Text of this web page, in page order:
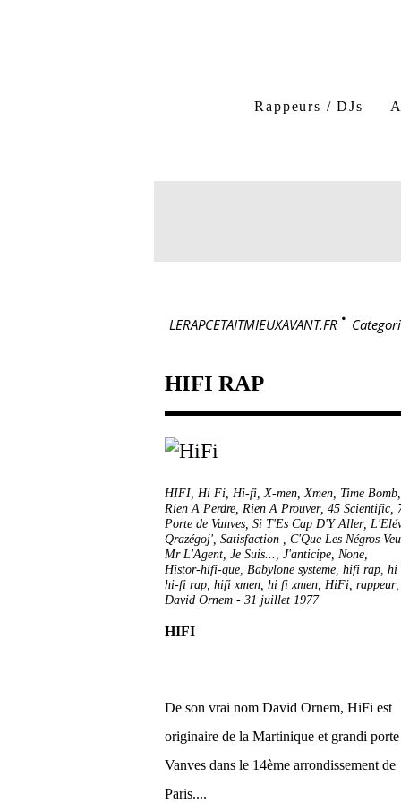
Rappeurs / DJs
LERAPCETAITMIEUXAVANT.FR >
HIFI RAP
HIFI, Hi Fi, Hi-fi,X-men,Xmen, Time Bomb,
Rien A Perdre, Rien A Prouver, 45 Scientific,
Porte de Vanves, Si T'Es Cap D'Y Aller,
Qrazégoj', Satisfaction ‎ , C'Que Les Négros
Mr L'Agent, Je Suis... , J'anticipe, None,
Histor-hifi-que, Babylone systeme, hifi rap, hi
hi-fi rap, hifi xmen, hi fi xmen, HiFi, rappeur,
David Ornem - 31 juillet 1977
HIFI
De son vrai nom David Ornem, HiFi est
originaire de la Martinique et grandi porte
Vanves dans le 14ème arrondissement de
Paris....